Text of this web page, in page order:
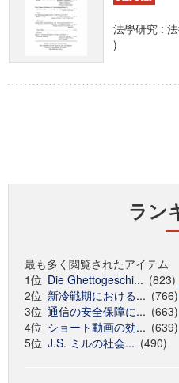
法學研究 :
)
ラン
最も多く閲覧されたアイテム
1位 Die Ghettogeschi... (823)
2位 新冷戦期における... (766)
3位 通信の安全保障に... (663)
4位 ショート動画の効... (639)
5位 J.S. ミルの社会... (490)